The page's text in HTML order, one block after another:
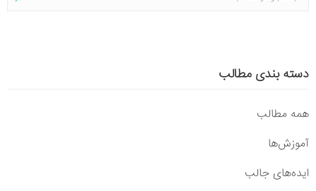
دسته بندی مطالب
همه مطالب
آموزش‌ها
ایده‌های جالب